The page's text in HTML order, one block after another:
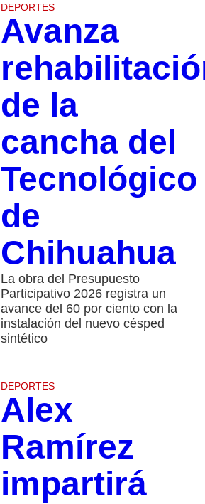
DEPORTES
Avanza
de la
cancha del
Tecnológico
de
Chihuahua
La obra del Presupuesto
Participativo 2026 registra un
avance del 60 por ciento con la
instalación del nuevo césped
sintético
DEPORTES
Alex
Ramírez
impartirá